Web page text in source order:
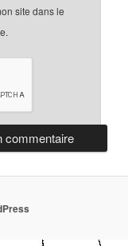
site dans le